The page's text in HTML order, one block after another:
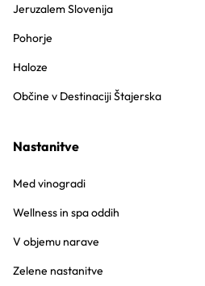
Jeruzalem Slovenija
Pohorje
Haloze
Občine v Destinaciji Štajerska
Nastanitve
Med vinogradi
Wellness in spa oddih
V objemu narave
Zelene nastanitve